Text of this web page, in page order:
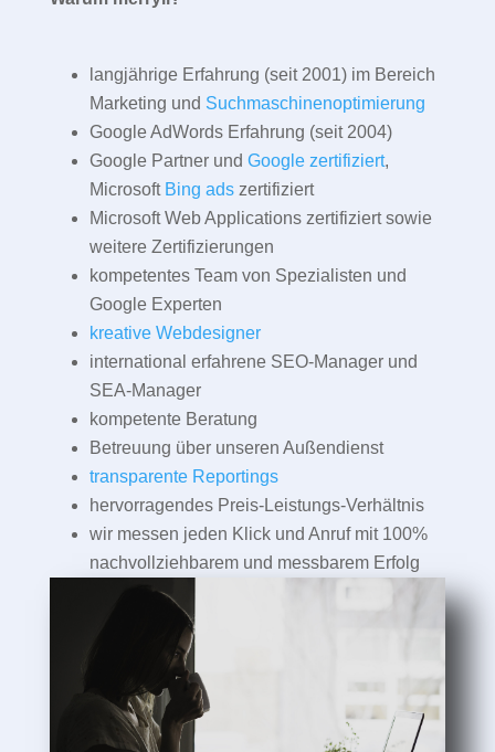
langjährige Erfahrung (seit 2001) im Bereich
Marketing und Suchmaschinenoptimierung
Google AdWords Erfahrung (seit 2004)
Google Partner und Google zertifiziert,
Microsoft Bing adszertifiziert
Microsoft Web Applications zertifiziert sowie
weitere Zertifizierungen
kompetentes Team von Spezialisten und
Google Experten
kreative Webdesigner
international erfahrene SEO-Manager und
SEA-Manager
kompetente Beratung
Betreuung über unseren Außendienst
transparente Reportings
hervorragendes Preis-Leistungs-Verhältnis
wir messen jeden Klick und Anruf mit 100%
nachvollziehbarem und messbarem Erfolg